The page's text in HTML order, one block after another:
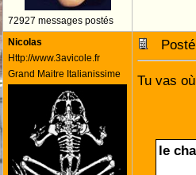
72927 messages postés
Nicolas
Http://www.3avicole.fr
Grand Maitre Italianissime
Tu vas
le